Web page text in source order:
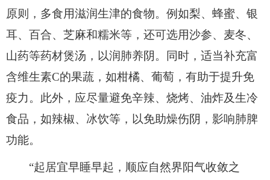
原则，多食用滋润生津的食物。例如梨、蜂蜜、银
耳、百合、芝麻和糯米等，还可选用沙参、麦冬、
山药等药材煲汤，以润肺养阴。同时，适当补充富
含维生素C的果蔬，如柑橘、葡萄，有助于提升免
疫力。此外，应尽量避免辛辣、烧烤、油炸及生冷
食品，如辣椒、冰饮等，以免助燥伤阴，影响肺脾
功能。
“起居宜早睡早起，顺应自然界阳气收敛之